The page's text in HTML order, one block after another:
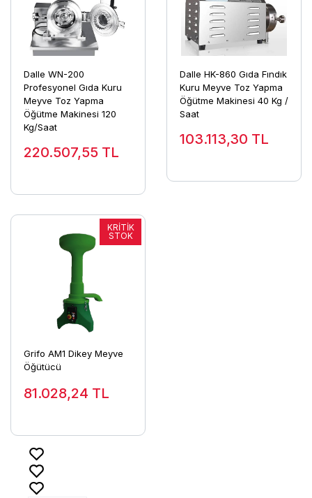
Dalle WN-200
Profesyonel Gıda Kuru
Meyve Toz Yapma
Öğütme Makinesi 120
Kg/Saat
220.507,55 TL
Dalle HK-860 Gıda Fındık
Kuru Meyve Toz Yapma
Öğütme Makinesi 40 Kg /
Saat
103.113,30 TL
Grifo AM1 Dikey Meyve
Öğütücü
81.028,24 TL